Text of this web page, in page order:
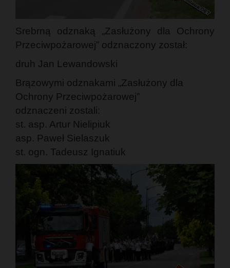
Srebrną odznaką „Zasłużony dla Ochrony
Przeciwpożarowej” odznaczony został:
druh Jan Lewandowski
Brązowymi odznakami „Zasłużony dla
Ochrony Przeciwpożarowej”
odznaczeni zostali:
st. asp. Artur Nielipiuk
asp. Paweł Sielaszuk
st. ogn. Tadeusz Ignatiuk